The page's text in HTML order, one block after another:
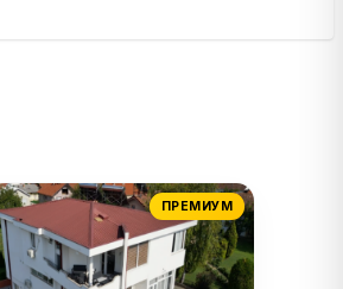
ПРЕМИУМ